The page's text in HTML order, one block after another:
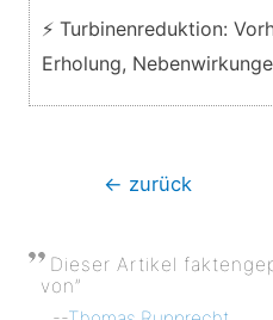
⚡ Turbinenreduktion:
Erholung,
← zurück
Dieser Artikel
von”